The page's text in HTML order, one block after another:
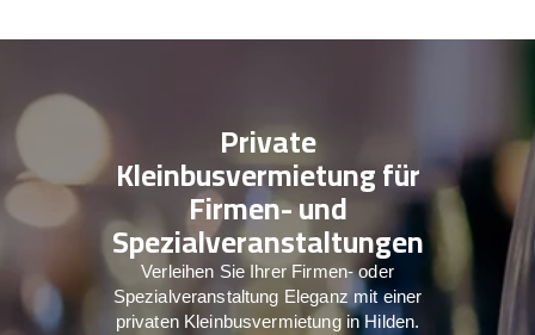
Private
Kleinbusvermietung für
Firmen- und
Spezialveranstaltungen
Verleihen Sie Ihrer Firmen- oder
Spezialveranstaltung Eleganz mit einer
privaten Kleinbusvermietung in Hilden.